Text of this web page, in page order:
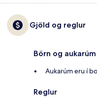
Gjöld og reglur
Börn og aukarúm
Aukarúm eru í
Reglur